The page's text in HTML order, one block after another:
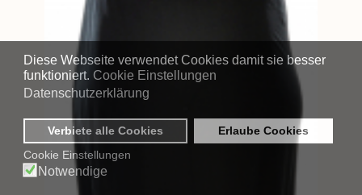
Diese Webseite verwendet Cookies damit sie besser
funktioniert. Cookie Einstellungen
Datenschutzerklärung
Verbiete alle Cookies
Erlaube Cookies
Cookie Einstellungen
Notwendige